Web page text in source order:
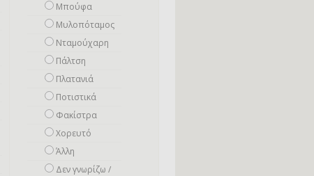
Μπούφα
Μυλοπόταμος
Νταμούχαρη
Πάλτση
Πλατανιά
Ποτιστικά
Φακίστρα
Χορευτό
Άλλη
Δεν γνωρίζω /